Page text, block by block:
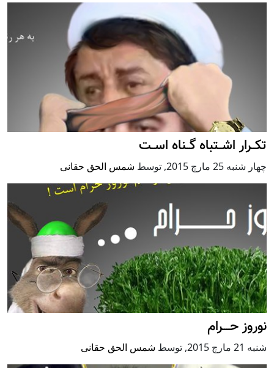
تکــرار اشــتباه گــناه اســت
چهار شنبه 25 مارچ 2015 , توسط شمس الحق حقانی
نوروز حــــرام
شنبه 21 مارچ 2015 , توسط شمس الحق حقانی